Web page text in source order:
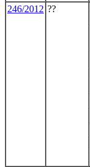
246/2012 ??